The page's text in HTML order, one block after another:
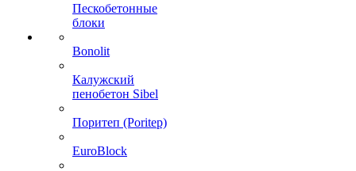
Пескобетонные
блоки
Bonolit
Калужский
пенобетон Sibel
Поритеп (Poritep)
EuroBlock